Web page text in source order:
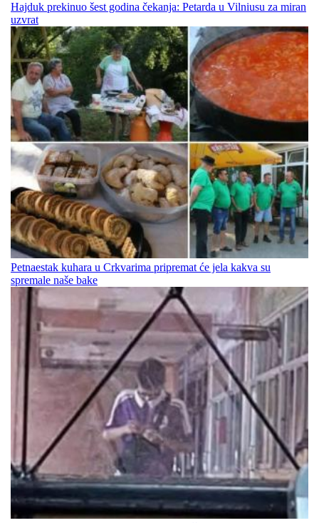
Hajduk prekinuo šest godina čekanja: Petarda u Vilniusu za miran
uzvrat
Petnaestak kuhara u Crkvarima pripremat će jela kakva su
spremale naše bake